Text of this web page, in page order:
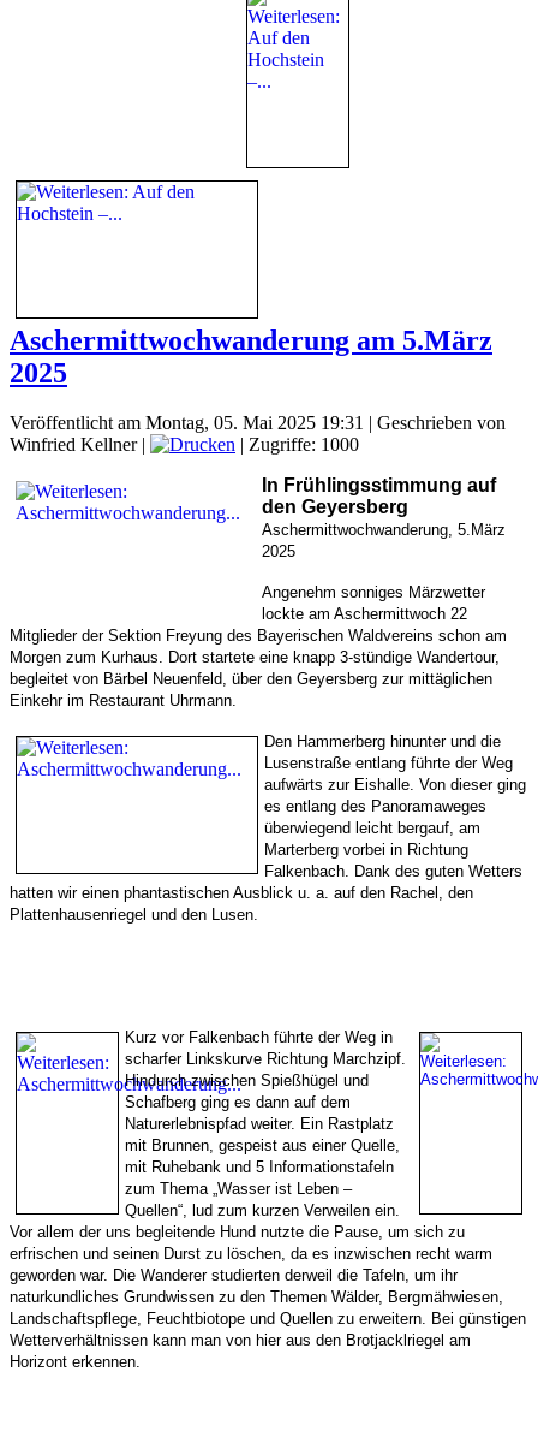
Aschermittwochwanderung am 5.März
2025
Veröffentlicht am Montag, 05. Mai 2025 19:31 | Geschrieben von
Winfried Kellner|
| Zugriffe: 1000
In Frühlingsstimmung auf
den Geyersberg
Aschermittwochwanderung, 5.März
2025
Angenehm sonniges Märzwetter
lockte am Aschermittwoch 22
Mitglieder der Sektion Freyung des Bayerischen Waldvereins schon am
Morgen zum Kurhaus. Dort startete eine knapp 3-stündige Wandertour,
begleitet von Bärbel Neuenfeld, über den Geyersberg zur mittäglichen
Einkehr im Restaurant Uhrmann.
Den Hammerberg hinunter und die
Lusenstraße entlang führte der Weg
aufwärts zur Eishalle. Von dieser ging
es entlang des Panoramaweges
überwiegend leicht bergauf, am
Marterberg vorbei in Richtung
Falkenbach. Dank des guten Wetters
hatten wir einen phantastischen Ausblick u. a. auf den Rachel, den
Plattenhausenriegel und den Lusen.
Kurz vor Falkenbach führte der Weg in
scharfer Linkskurve Richtung Marchzipf.
Hindurch zwischen Spießhügel und
Schafberg ging es dann auf dem
Naturerlebnispfad weiter. Ein Rastplatz
mit Brunnen, gespeist aus einer Quelle,
mit Ruhebank und 5 Informationstafeln
zum Thema „Wasser ist Leben –
Quellen“, lud zum kurzen Verweilen ein.
Vor allem der uns begleitende Hund nutzte die Pause, um sich zu
erfrischen und seinen Durst zu löschen, da es inzwischen recht warm
geworden war. Die Wanderer studierten derweil die Tafeln, um ihr
naturkundliches Grundwissen zu den Themen Wälder, Bergmähwiesen,
Landschaftspflege, Feuchtbiotope und Quellen zu erweitern. Bei günstigen
Wetterverhältnissen kann man von hier aus den Brotjacklriegel am
Horizont erkennen.